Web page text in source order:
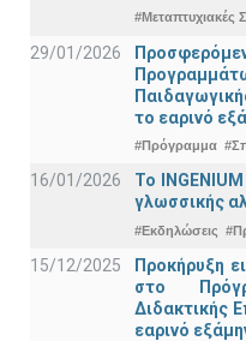
#Μεταπτυχιακές
29/01/2026
το εαρινό
#Πρόγραμμα
16/01/2026
Το
γλωσσικής
#Εκδηλώσεις
15/12/2025
Προκήρυξη
στο
Διδακτικής
εαρινό